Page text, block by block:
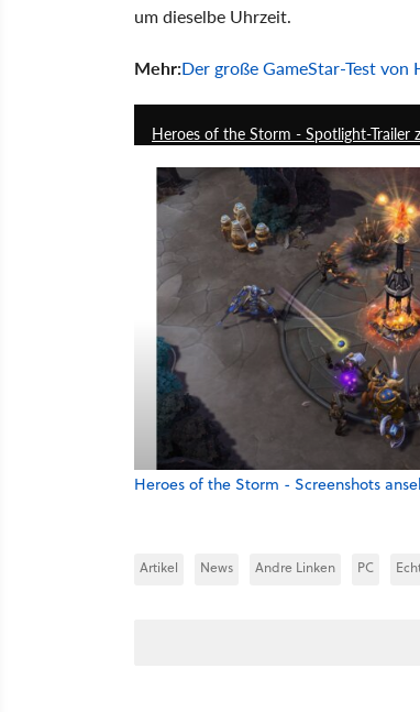
um dieselbe Uhrzeit.
Mehr:Der große GameStar-Test
Heroes of the Storm - Spotlight-Trailer
Heroes of the Storm - Screenshots
Artikel News Andre Linken PC